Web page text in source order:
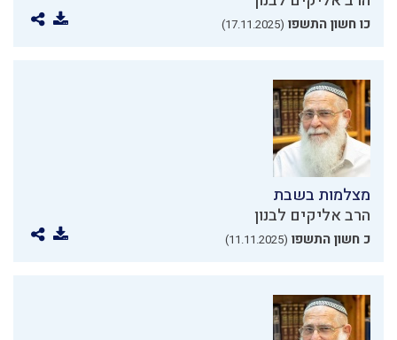
כו חשון התשפו (17.11.2025)
מצלמות בשבת
הרב אליקים לבנון
כ חשון התשפו (11.11.2025)